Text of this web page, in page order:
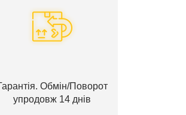
Обмін/Поворот
упродовж 14 днів